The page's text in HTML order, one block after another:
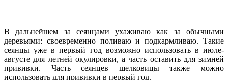
В дальнейшем за сеянцами ухаживаю как за обычными
деревьями: своевременно поливаю и подкармливаю. Такие
сеянцы уже в первый год возможно использовать в июле-
августе для летней окулировки, а часть оставить для зимней
прививки. Часть сеянцев шелковицы также можно
использовать для прививки в первый год.